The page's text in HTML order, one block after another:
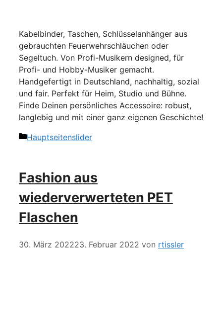
Kabelbinder, Taschen, Schlüsselanhänger aus
gebrauchten Feuerwehrschläuchen oder
Segeltuch. Von Profi-Musikern designed, für
Profi- und Hobby-Musiker gemacht.
Handgefertigt in Deutschland, nachhaltig, sozial
und fair. Perfekt für Heim, Studio und Bühne.
Finde Deinen persönliches Accessoire: robust,
langlebig und mit einer ganz eigenen Geschichte!
Kategorien
Hauptseitenslider
Fashion aus
wiederverwerteten PET
Flaschen
30. März 202223. Februar 2022 von rtissler